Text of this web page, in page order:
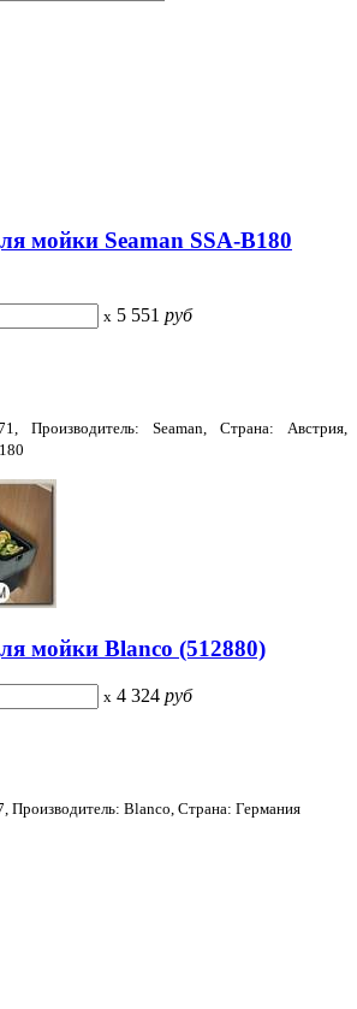
мойки Seaman SSA-B180
x 5 551 руб
Производитель: Seaman, Страна: Австрия,
мойки Blanco (512880)
x 4 324 руб
Производитель: Blanco, Страна: Германия